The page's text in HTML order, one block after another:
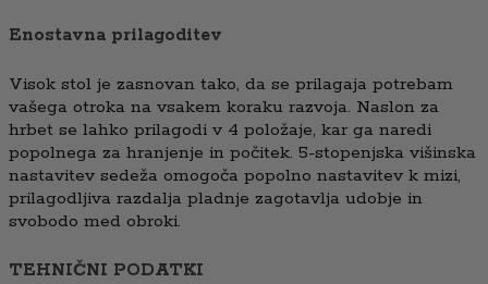
Enostavna prilagoditev
Visok stol je zasnovan tako, da se prilagaja potrebam
vašega otroka na vsakem koraku razvoja. Naslon za
hrbet se lahko prilagodi v 4 položaje, kar ga naredi
popolnega za hranjenje in počitek. 5-stopenjska višinska
nastavitev sedeža omogoča popolno nastavitev k mizi,
prilagodljiva razdalja pladnje zagotavlja udobje in
svobodo med obroki.
TEHNIČNI PODATKI